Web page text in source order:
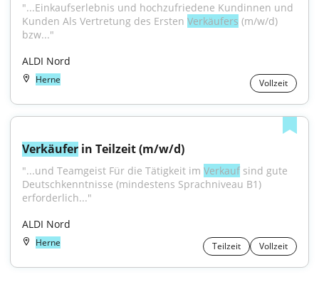
"...Einkaufserlebnis und hochzufriedene Kundinnen und
Kunden Als Vertretung des Ersten Verkäufers (m/w/d)
bzw..."
ALDI Nord
Herne Vollzeit
Verkäufer in Teilzeit (m/w/d)
"...und Teamgeist Für die Tätigkeit im Verkauf sind gute
Deutschkenntnisse (mindestens Sprachniveau B1)
erforderlich..."
ALDI Nord
Herne Teilzeit Vollzeit